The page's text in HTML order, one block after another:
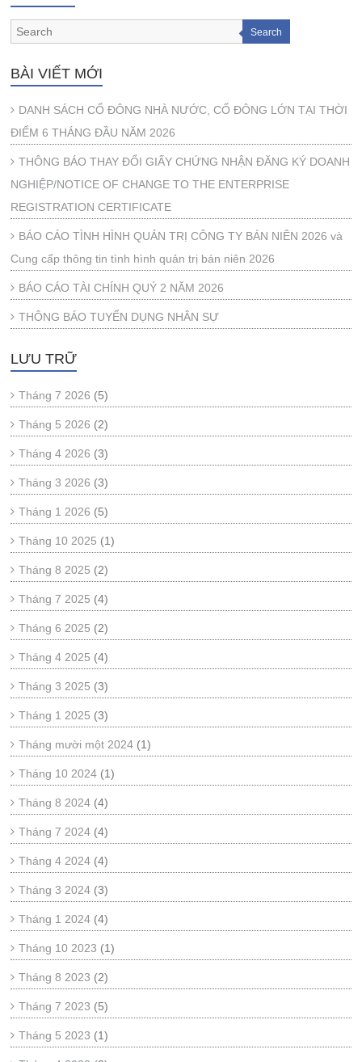
Search
BÀI VIẾT MỚI
DANH SÁCH CỔ ĐÔNG NHÀ NƯỚC, CỔ ĐÔNG LỚN TẠI THỜI
ĐIỂM 6 THÁNG ĐẦU NĂM 2026
THÔNG BÁO THAY ĐỔI GIẤY CHỨNG NHẬN ĐĂNG KÝ DOANH
NGHIỆP/NOTICE OF CHANGE TO THE ENTERPRISE
REGISTRATION CERTIFICATE
BÁO CÁO TÌNH HÌNH QUẢN TRỊ CÔNG TY BÁN NIÊN 2026 và
Cung cấp thông tin tình hình quản trị bán niên 2026
BÁO CÁO TÀI CHÍNH QUÝ 2 NĂM 2026
THÔNG BÁO TUYỂN DỤNG NHÂN SỰ
LƯU TRỮ
Tháng 7 2026 (5)
Tháng 5 2026 (2)
Tháng 4 2026 (3)
Tháng 3 2026 (3)
Tháng 1 2026 (5)
Tháng 10 2025 (1)
Tháng 8 2025 (2)
Tháng 7 2025 (4)
Tháng 6 2025 (2)
Tháng 4 2025 (4)
Tháng 3 2025 (3)
Tháng 1 2025 (3)
Tháng mười một 2024 (1)
Tháng 10 2024 (1)
Tháng 8 2024 (4)
Tháng 7 2024 (4)
Tháng 4 2024 (4)
Tháng 3 2024 (3)
Tháng 1 2024 (4)
Tháng 10 2023 (1)
Tháng 8 2023 (2)
Tháng 7 2023 (5)
Tháng 5 2023 (1)